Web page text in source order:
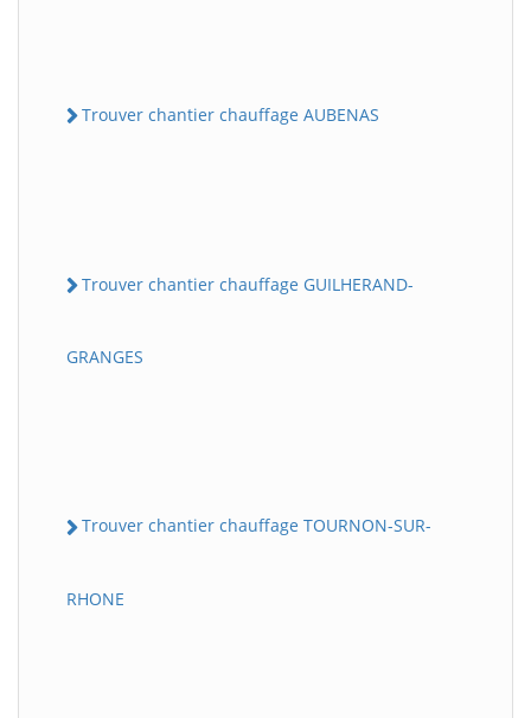
Trouver chantier chauffage AUBENAS
Trouver chantier chauffage GUILHERAND-
GRANGES
Trouver chantier chauffage TOURNON-SUR-
RHONE